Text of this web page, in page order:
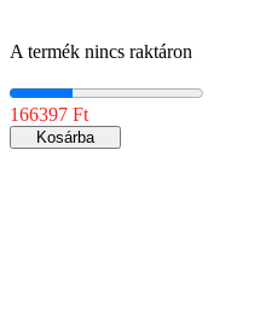
A termék nincs raktáron
166397 Ft
Kosárba